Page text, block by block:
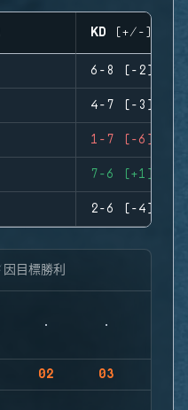
KD (+/-)
6-8 (-2)
4-7 (-3)
1-7 (-6)
7-6 (+1)
2-6 (-4)
因目標勝利
02 03